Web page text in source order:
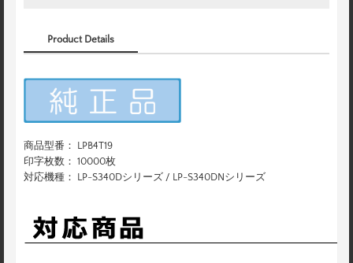
Product Details
商品型番： LPB4T19
印字枚数： 10000枚
対応機種： LP-S340Dシリーズ / LP-S340DNシリーズ